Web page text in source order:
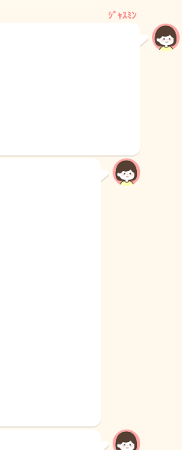
ｼﾞｬｽﾐﾝ